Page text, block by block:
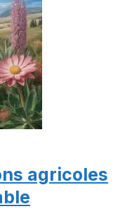
agricoles